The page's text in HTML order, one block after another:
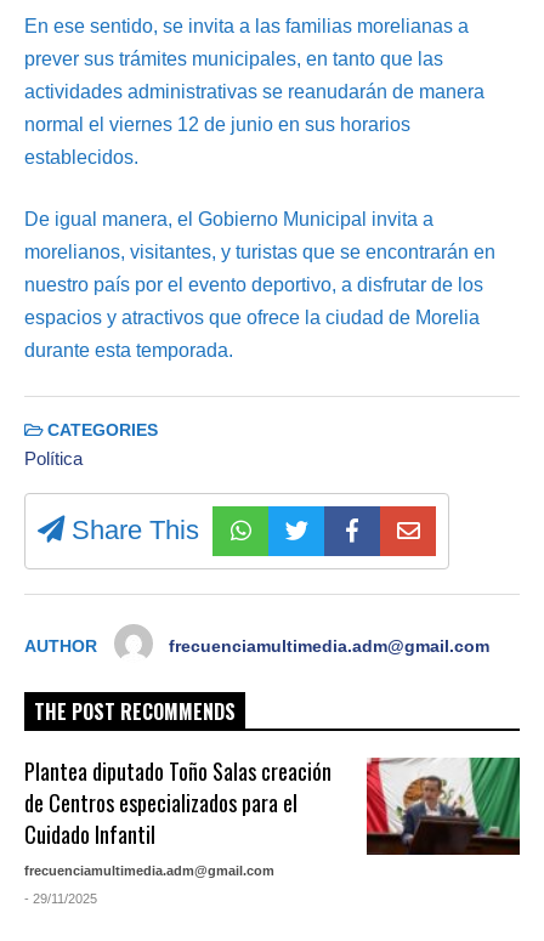
En ese sentido, se invita a las familias morelianas a
prever sus trámites municipales, en tanto que las
actividades administrativas se reanudarán de manera
normal el viernes 12 de junio en sus horarios
establecidos.
De igual manera, el Gobierno Municipal invita a
morelianos, visitantes, y turistas que se encontrarán en
nuestro país por el evento deportivo, a disfrutar de los
espacios y atractivos que ofrece la ciudad de Morelia
durante esta temporada.
CATEGORIES
Política
Share This
AUTHOR frecuenciamultimedia.adm@gmail.com
THE POST RECOMMENDS
Plantea diputado Toño Salas creación
de Centros especializados para el
Cuidado Infantil
frecuenciamultimedia.adm@gmail.com
- 29/11/2025